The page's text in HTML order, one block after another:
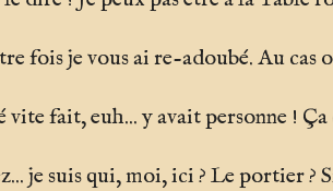
fois je vous ai re-adoubé. Au cas
vite fait, euh... y avait personne ! Ça
je suis qui, moi, ici ? Le portier ?